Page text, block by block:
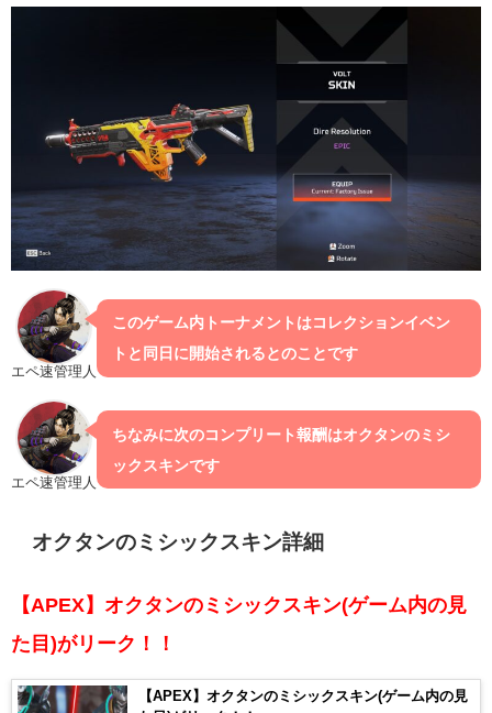
エペ速管理人
このゲーム内トーナメントはコレクションイベン
トと同日に開始されるとのことです
エペ速管理人
ちなみに次のコンプリート報酬はオクタンのミシ
ックスキンです
オクタンのミシックスキン詳細
【APEX】オクタンのミシックスキン(ゲーム内の見
た目)がリーク！！
【APEX】オクタンのミシックスキン(ゲーム内の見